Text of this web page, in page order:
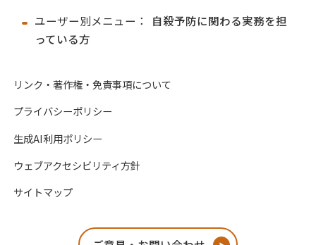
ユーザー別メニュー：
自殺予防に関わる実務を担
っている方
リンク・著作権・免責事項について
プライバシーポリシー
生成AI利用ポリシー
ウェブアクセシビリティ方針
サイトマップ